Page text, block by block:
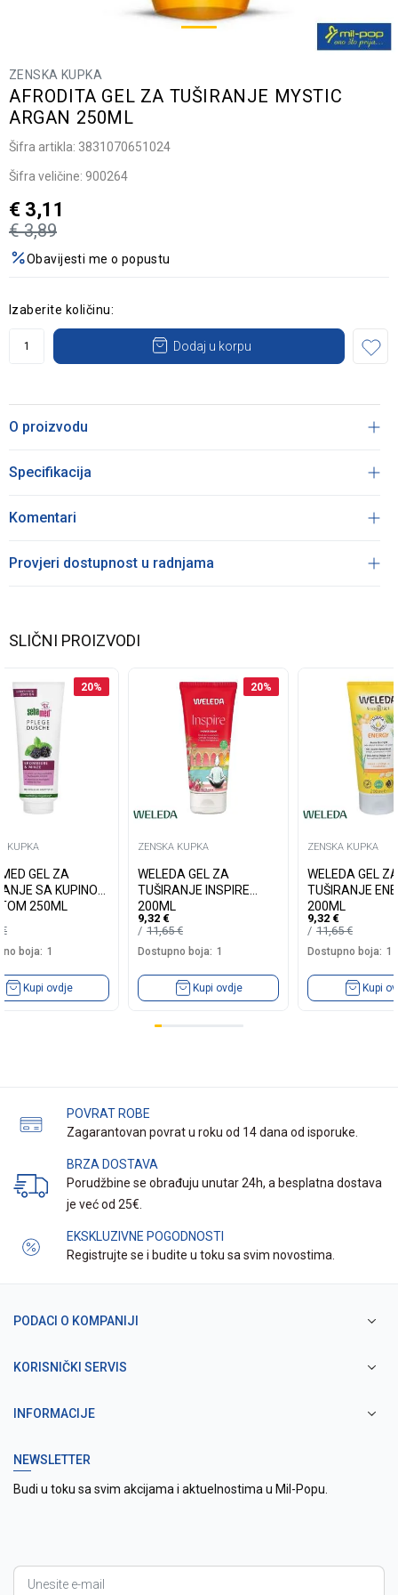
ZENSKA KUPKA
AFRODITA GEL ZA TUŠIRANJE MYSTIC
ARGAN 250ML
Šifra artikla: 3831070651024
Šifra veličine: 900264
€ 3,89
€ 3,11
Obavijesti me o popustu
Izaberite količinu:
Dodaj u korpu
O proizvodu
Specifikacija
Komentari
Provjeri dostupnost u radnjama
SLIČNI PROIZVODI
20%
KUPKA
GEL ZA
KUPINOM
250ML
€
boja: 1
Kupi ovdje
20%
ZENSKA KUPKA
WELEDA GEL ZA
TUŠIRANJE INSPIRE
200ML
9,32 €
11,65€
Dostupno boja: 1
Kupi ovdje
ZENSKA KUPKA
WELEDA GEL ZA
TUŠIRANJE
200ML
9,32 €
11,65€
Dostupno boja: 1
Kupi
POVRAT ROBE
Zagarantovan povrat u roku od 14 dana od isporuke.
BRZA DOSTAVA
Porudžbine se obrađuju unutar 24h, a besplatna dostava
je već od 25€.
EKSKLUZIVNE POGODNOSTI
Registrujte se i budite u toku sa svim novostima.
PODACI O KOMPANIJI
KORISNIČKI SERVIS
INFORMACIJE
NEWSLETTER
Budi u toku sa svim akcijama i aktuelnostima u Mil-Popu.